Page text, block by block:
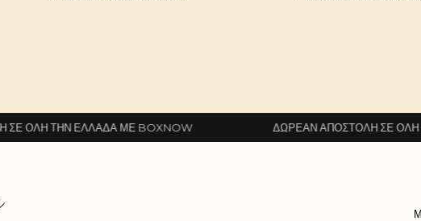
ΜΕ BOXNOW ΔΩΡΕΆΝ ΑΠΟΣΤΟΛΉ ΣΕ ΌΛΗ ΤΗΝ ΕΛΛΆΔΑ